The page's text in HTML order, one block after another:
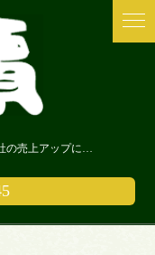
広島菜 からし高菜 浅漬 キムチなどお漬物での御社の売上アップにまじめなお漬物屋さん 西漬に是非ご相談ください。